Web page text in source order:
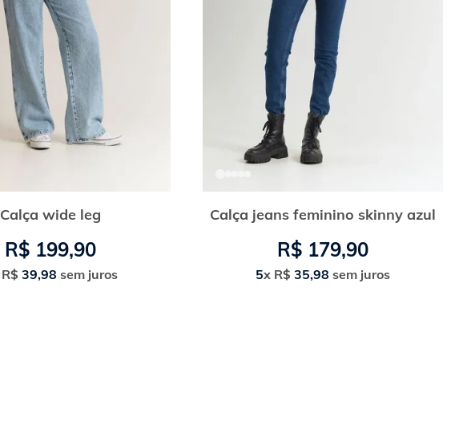
Calça wide leg
R$ 199,90
R$ 39,98 sem juros
Calça jeans feminino skinny azul
R$ 179,90
5x R$ 35,98 sem juros